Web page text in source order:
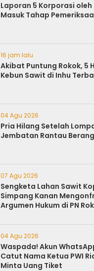
Laporan 5 Korporasi
Masuk Tahap
16 jam lalu
Akibat Puntung Rokok, 5
Kebun Sawit di Inhu
04 Agu 2026
Pria Hilang Setelah
Jembatan Rantau
07 Agu 2026
Sengketa Lahan Sawit
Simpang Kanan
Argumen Hukum di PN
04 Agu 2026
Waspada! Akun
Catut Nama Ketua PWI
Minta Uang Tiket